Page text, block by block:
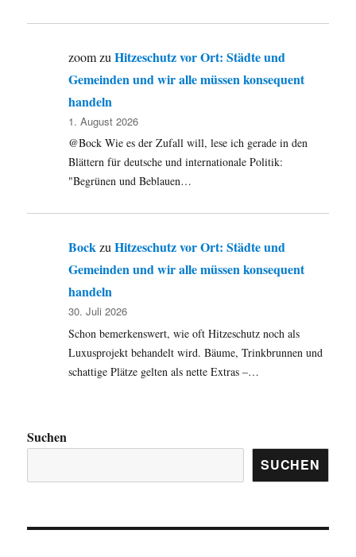
zoomzuHitzeschutz vor Ort: Städte und
Gemeinden und wir alle müssen konsequent
handeln
1. August 2026
@Bock Wie es der Zufall will, lese ich gerade in den
Blättern für deutsche und internationale Politik:
"Begrünen und Beblauen…
BockzuHitzeschutz vor Ort: Städte und
Gemeinden und wir alle müssen konsequent
handeln
30. Juli 2026
Schon bemerkenswert, wie oft Hitzeschutz noch als
Luxusprojekt behandelt wird. Bäume, Trinkbrunnen und
schattige Plätze gelten als nette Extras –…
Suchen
SUCHEN